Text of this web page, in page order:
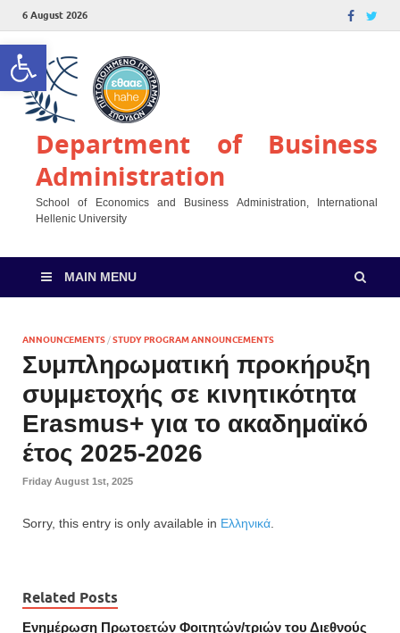
Open toolbar
6 August 2026
Department of Business
Administration
School of Economics and Business Administration, International
Hellenic University
MAIN MENU
ANNOUNCEMENTS /STUDY PROGRAM ANNOUNCEMENTS
Συμπληρωματική προκήρυξη
συμμετοχής σε κινητικότητα
Erasmus+ για το ακαδημαϊκό
έτος 2025-2026
Friday August 1st, 2025
Sorry, this entry is only available in Ελληνικά
Related Posts
Ενημέρωση Πρωτοετών Φοιτητών/τριών του Διεθνούς